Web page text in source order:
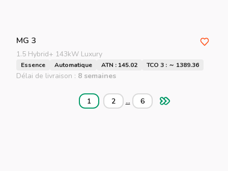
MG 3
1.5 Hybrid+ 143kW Luxury
Essence Automatique ATN : 145.02 TCO 3 : ～ 1389.36
Délai de livraison : 8 semaines
1 2 ... 6